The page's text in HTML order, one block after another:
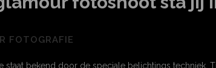
FOTOGRAFIE
staat bekend door de speciale belichtings techniek.